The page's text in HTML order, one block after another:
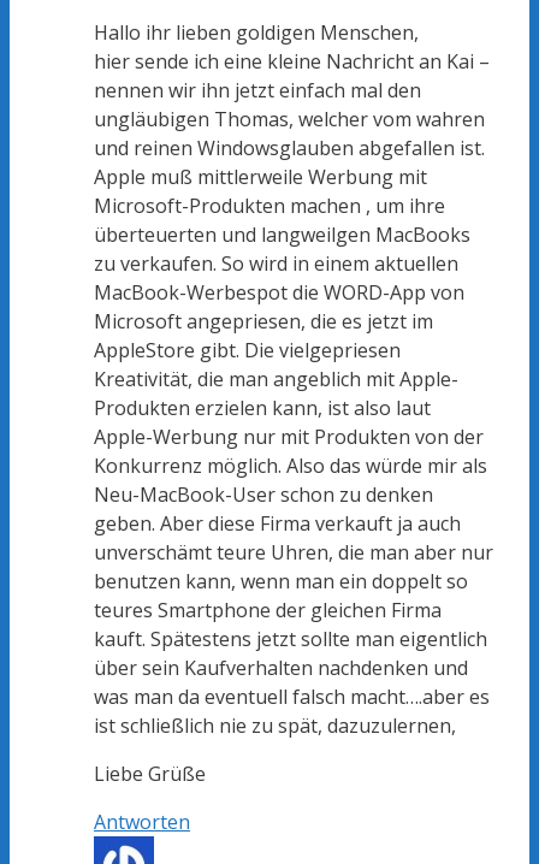
Hallo ihr lieben goldigen Menschen,
hier sende ich eine kleine Nachricht an Kai –
nennen wir ihn jetzt einfach mal den
ungläubigen Thomas, welcher vom wahren
und reinen Windowsglauben abgefallen ist.
Apple muß mittlerweile Werbung mit
Microsoft-Produkten machen , um ihre
überteuerten und langweilgen MacBooks
zu verkaufen. So wird in einem aktuellen
MacBook-Werbespot die WORD-App von
Microsoft angepriesen, die es jetzt im
AppleStore gibt. Die vielgepriesen
Kreativität, die man angeblich mit Apple-
Produkten erzielen kann, ist also laut
Apple-Werbung nur mit Produkten von der
Konkurrenz möglich. Also das würde mir als
Neu-MacBook-User schon zu denken
geben. Aber diese Firma verkauft ja auch
unverschämt teure Uhren, die man aber nur
benutzen kann, wenn man ein doppelt so
teures Smartphone der gleichen Firma
kauft. Spätestens jetzt sollte man eigentlich
über sein Kaufverhalten nachdenken und
was man da eventuell falsch macht….aber es
ist schließlich nie zu spät, dazuzulernen,
Liebe Grüße
Antworten